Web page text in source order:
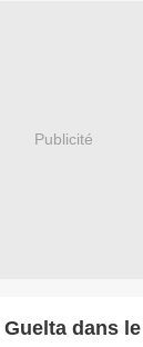
Publicité
dans